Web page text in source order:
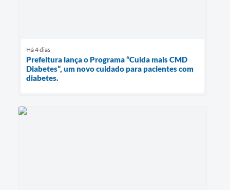
Há 4 dias
Prefeitura lança o Programa “Cuida mais CMD
Diabetes”, um novo cuidado para pacientes com
diabetes.